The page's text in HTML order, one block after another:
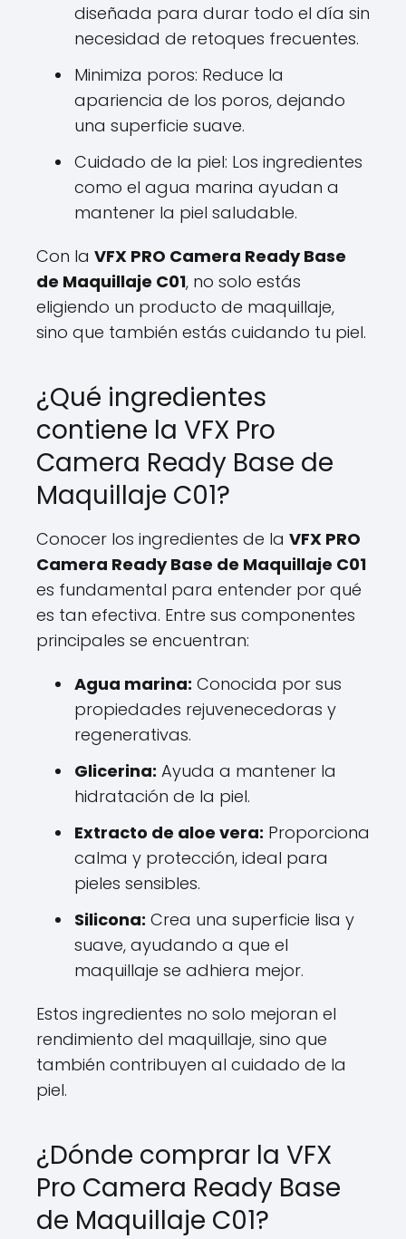
diseñada para durar todo el día sin
necesidad de retoques frecuentes.
Minimiza poros: Reduce la
apariencia de los poros, dejando
una superficie suave.
Cuidado de la piel: Los ingredientes
como el agua marina ayudan a
mantener la piel saludable.
Con la VFX PRO Camera Ready Base
de Maquillaje C01, no solo estás
eligiendo un producto de maquillaje,
sino que también estás cuidando tu piel.
¿Qué ingredientes
contiene la VFX Pro
Camera Ready Base de
Maquillaje C01?
Conocer los ingredientes de la VFX PRO
Camera Ready Base de Maquillaje C01
es fundamental para entender por qué
es tan efectiva. Entre sus componentes
principales se encuentran:
Agua marina: Conocida por sus
propiedades rejuvenecedoras y
regenerativas.
Glicerina: Ayuda a mantener la
hidratación de la piel.
Extracto de aloe vera: Proporciona
calma y protección, ideal para
pieles sensibles.
Silicona: Crea una superficie lisa y
suave, ayudando a que el
maquillaje se adhiera mejor.
Estos ingredientes no solo mejoran el
rendimiento del maquillaje, sino que
también contribuyen al cuidado de la
piel.
¿Dónde comprar la VFX
Pro Camera Ready Base
de Maquillaje C01?